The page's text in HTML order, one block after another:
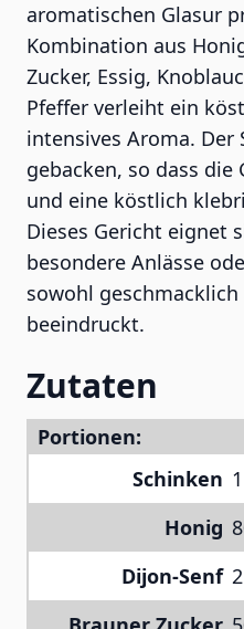
aromatischen Glasur
Kombination aus
Zucker, Essig,
Pfeffer verleiht ein
intensives Aroma.
gebacken, so dass
und eine köstlich
Dieses Gericht eignet
besondere Anlässe
sowohl
beeindruckt.
Zutaten
Portionen:
Schinken
Honig
Dijon-Senf